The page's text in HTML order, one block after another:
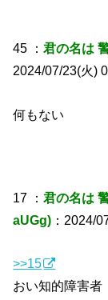
45 ：君の名は
2024/07/23(火)
何もない
17 ：君の名は
aUGg) ：2024/
>>15
おい知的障害者